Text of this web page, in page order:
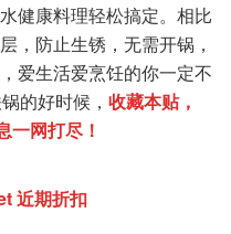
健康料理轻松搞定。相比
，防止生锈，无需开锅，
爱生活爱烹饪的你一定不
的好时候， 收藏本贴，
网打尽！
近期折扣